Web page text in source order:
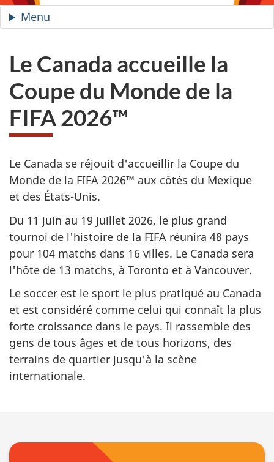
Menu
du
site
Le
Canada
accueille
la
Coupe
Monde
de
la
FIFA
26™
Le Canada accueille la
Coupe du Monde de la
FIFA 2026™
Le Canada se réjouit d'accueillir la Coupe du
Monde de la FIFA 2026™ aux côtés du Mexique
et des États-Unis.
Du 11 juin au 19 juillet 2026, le plus grand
tournoi de l'histoire de la FIFA réunira 48 pays
pour 104 matchs dans 16 villes. Le Canada sera
l'hôte de 13 matchs, à Toronto et à Vancouver.
Le soccer est le sport le plus pratiqué au Canada
et est considéré comme celui qui connaît la plus
forte croissance dans le pays. Il rassemble des
gens de tous âges et de tous horizons, des
terrains de quartier jusqu'à la scène
internationale.